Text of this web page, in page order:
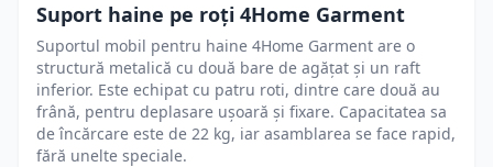
Suport haine pe roți 4Home Garment
Suportul mobil pentru haine 4Home Garment are o
structură metalică cu două bare de agățat și un raft
inferior. Este echipat cu patru roti, dintre care două au
frână, pentru deplasare ușoară și fixare. Capacitatea sa
de încărcare este de 22 kg, iar asamblarea se face rapid,
fără unelte speciale.